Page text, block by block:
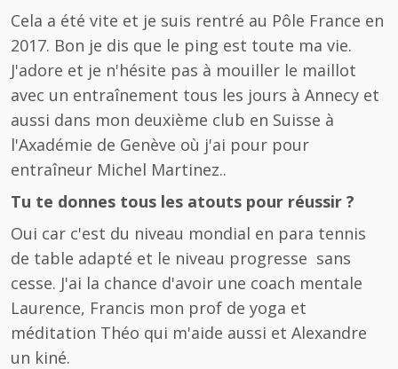
Cela a été vite et je suis rentré au Pôle France en
2017. Bon je dis que le ping est toute ma vie.
J'adore et je n'hésite pas à mouiller le maillot
avec un entraînement tous les jours à Annecy et
aussi dans mon deuxième club en Suisse à
l'Axadémie de Genève où j'ai pour pour
entraîneur Michel Martinez..
Tu te donnes tous les atouts pour réussir ?
Oui car c'est du niveau mondial en para tennis
de table adapté et le niveau progresse sans
cesse. J'ai la chance d'avoir une coach mentale
Laurence, Francis mon prof de yoga et
méditation Théo qui m'aide aussi et Alexandre
un kiné.